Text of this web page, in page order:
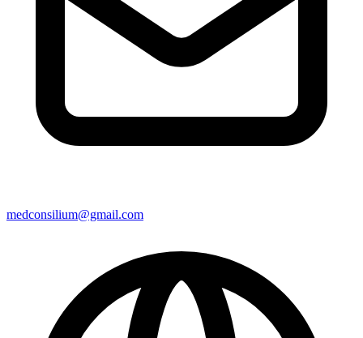
medconsilium@gmail.com